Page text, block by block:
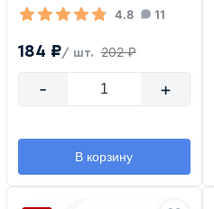
4.8 11
184 ₽/ шт. 202 ₽
- +
В корзину